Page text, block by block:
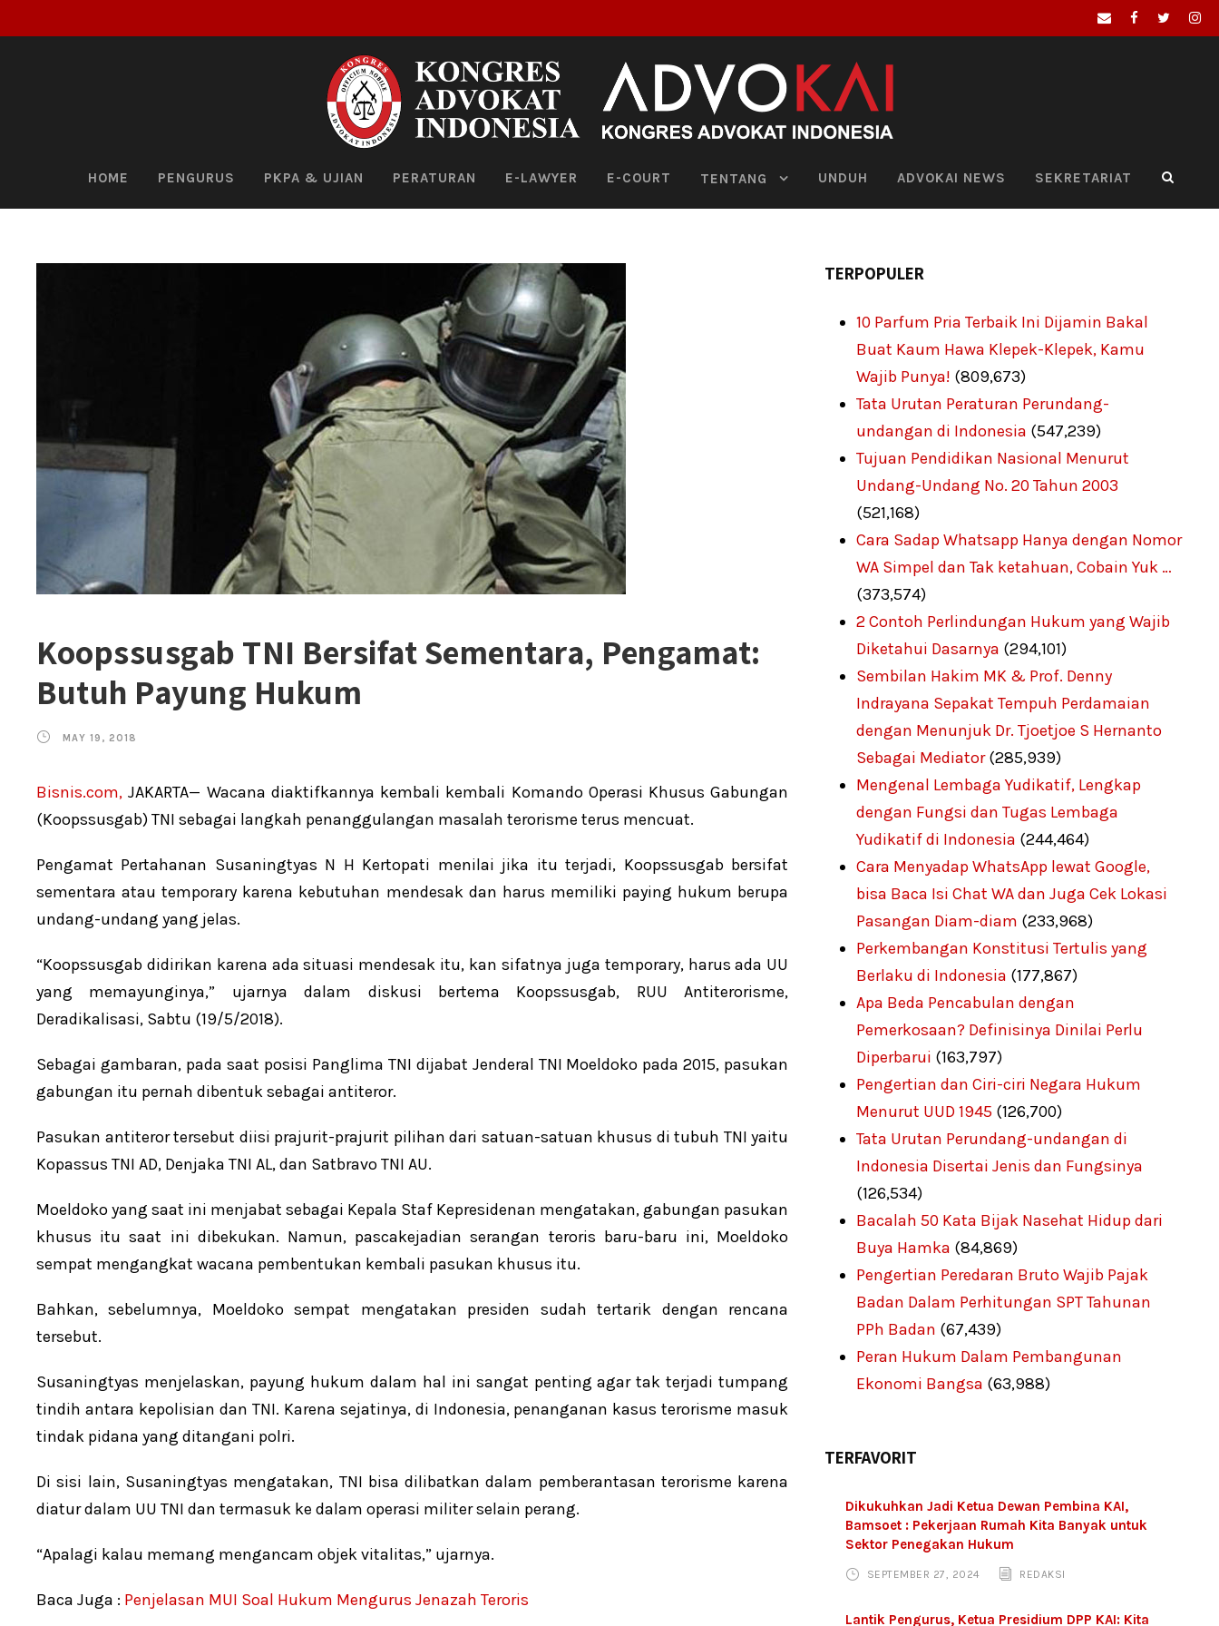
HOME PENGURUS PKPA & UJIAN PERATURAN E-LAWYER E-COURT TENTANG UNDUH ADVOKAI NEWS SEKRETARIAT
Koopssusgab TNI Bersifat Sementara, Pengamat:
Butuh Payung Hukum
MAY 19, 2018
Bisnis.com, JAKARTA— Wacana diaktifkannya kembali kembali Komando Operasi Khusus Gabungan
(Koopssusgab) TNI sebagai langkah penanggulangan masalah terorisme terus mencuat.
Pengamat Pertahanan Susaningtyas N H Kertopati menilai jika itu terjadi, Koopssusgab bersifat
sementara atau temporary karena kebutuhan mendesak dan harus memiliki paying hukum berupa
undang-undang yang jelas.
“Koopssusgab didirikan karena ada situasi mendesak itu, kan sifatnya juga temporary, harus ada UU
yang memayunginya,” ujarnya dalam diskusi bertema Koopssusgab, RUU Antiterorisme,
Deradikalisasi, Sabtu (19/5/2018).
Sebagai gambaran, pada saat posisi Panglima TNI dijabat Jenderal TNI Moeldoko pada 2015, pasukan
gabungan itu pernah dibentuk sebagai antiteror.
Pasukan antiteror tersebut diisi prajurit-prajurit pilihan dari satuan-satuan khusus di tubuh TNI yaitu
Kopassus TNI AD, Denjaka TNI AL, dan Satbravo TNI AU.
Moeldoko yang saat ini menjabat sebagai Kepala Staf Kepresidenan mengatakan, gabungan pasukan
khusus itu saat ini dibekukan. Namun, pascakejadian serangan teroris baru-baru ini, Moeldoko
sempat mengangkat wacana pembentukan kembali pasukan khusus itu.
Bahkan, sebelumnya, Moeldoko sempat mengatakan presiden sudah tertarik dengan rencana
tersebut.
Susaningtyas menjelaskan, payung hukum dalam hal ini sangat penting agar tak terjadi tumpang
tindih antara kepolisian dan TNI. Karena sejatinya, di Indonesia, penanganan kasus terorisme masuk
tindak pidana yang ditangani polri.
Di sisi lain, Susaningtyas mengatakan, TNI bisa dilibatkan dalam pemberantasan terorisme karena
diatur dalam UU TNI dan termasuk ke dalam operasi militer selain perang.
“Apalagi kalau memang mengancam objek vitalitas,” ujarnya.
Baca Juga : Penjelasan MUI Soal Hukum Mengurus Jenazah Teroris
TERPOPULER
10 Parfum Pria Terbaik Ini Dijamin Bakal
Buat Kaum Hawa Klepek-Klepek, Kamu
Wajib Punya! (809,673)
Tata Urutan Peraturan Perundang-
undangan di Indonesia (547,239)
Tujuan Pendidikan Nasional Menurut
Undang-Undang No. 20 Tahun 2003
(521,168)
Cara Sadap Whatsapp Hanya dengan Nomor
WA Simpel dan Tak ketahuan, Cobain Yuk …
(373,574)
2 Contoh Perlindungan Hukum yang Wajib
Diketahui Dasarnya (294,101)
Sembilan Hakim MK & Prof. Denny
Indrayana Sepakat Tempuh Perdamaian
dengan Menunjuk Dr. Tjoetjoe S Hernanto
Sebagai Mediator (285,939)
Mengenal Lembaga Yudikatif, Lengkap
dengan Fungsi dan Tugas Lembaga
Yudikatif di Indonesia (244,464)
Cara Menyadap WhatsApp lewat Google,
bisa Baca Isi Chat WA dan Juga Cek Lokasi
Pasangan Diam-diam (233,968)
Perkembangan Konstitusi Tertulis yang
Berlaku di Indonesia (177,867)
Apa Beda Pencabulan dengan
Pemerkosaan? Definisinya Dinilai Perlu
Diperbarui (163,797)
Pengertian dan Ciri-ciri Negara Hukum
Menurut UUD 1945 (126,700)
Tata Urutan Perundang-undangan di
Indonesia Disertai Jenis dan Fungsinya
(126,534)
Bacalah 50 Kata Bijak Nasehat Hidup dari
Buya Hamka (84,869)
Pengertian Peredaran Bruto Wajib Pajak
Badan Dalam Perhitungan SPT Tahunan
PPh Badan (67,439)
Peran Hukum Dalam Pembangunan
Ekonomi Bangsa (63,988)
TERFAVORIT
Dikukuhkan Jadi Ketua Dewan Pembina KAI,
Bamsoet : Pekerjaan Rumah Kita Banyak untuk
Sektor Penegakan Hukum
SEPTEMBER 27, 2024 REDAKSI
Lantik Pengurus, Ketua Presidium DPP KAI: Kita